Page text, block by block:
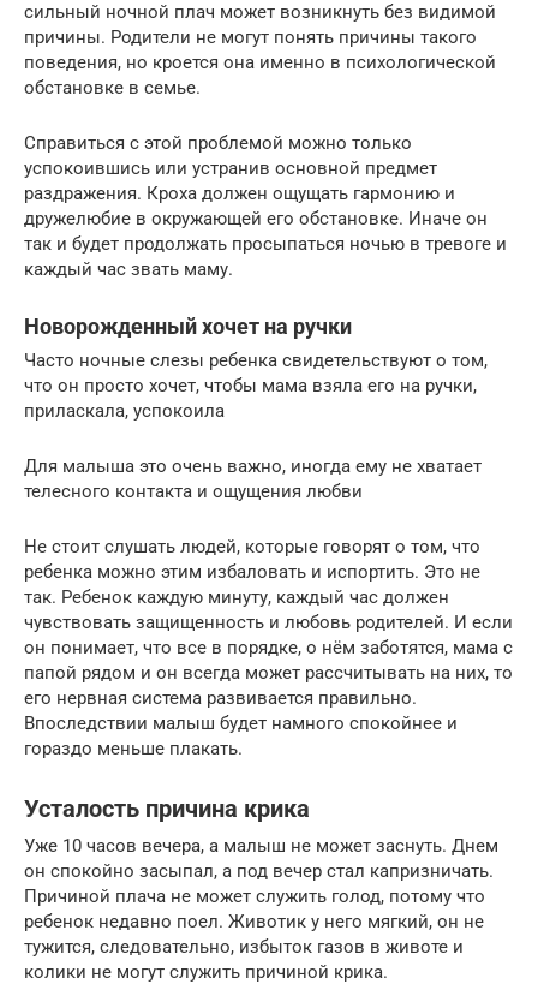
сильный ночной плач может возникнуть без видимой
причины. Родители не могут понять причины такого
поведения, но кроется она именно в психологической
обстановке в семье.
Справиться с этой проблемой можно только
успокоившись или устранив основной предмет
раздражения. Кроха должен ощущать гармонию и
дружелюбие в окружающей его обстановке. Иначе он
так и будет продолжать просыпаться ночью в тревоге и
каждый час звать маму.
Новорожденный хочет на ручки
Часто ночные слезы ребенка свидетельствуют о том,
что он просто хочет, чтобы мама взяла его на ручки,
приласкала, успокоила
Для малыша это очень важно, иногда ему не хватает
телесного контакта и ощущения любви
Не стоит слушать людей, которые говорят о том, что
ребенка можно этим избаловать и испортить. Это не
так. Ребенок каждую минуту, каждый час должен
чувствовать защищенность и любовь родителей. И если
он понимает, что все в порядке, о нём заботятся, мама с
папой рядом и он всегда может рассчитывать на них, то
его нервная система развивается правильно.
Впоследствии малыш будет намного спокойнее и
гораздо меньше плакать.
Усталость причина крика
Уже 10 часов вечера, а малыш не может заснуть. Днем
он спокойно засыпал, а под вечер стал капризничать.
Причиной плача не может служить голод, потому что
ребенок недавно поел. Животик у него мягкий, он не
тужится, следовательно, избыток газов в животе и
колики не могут служить причиной крика.